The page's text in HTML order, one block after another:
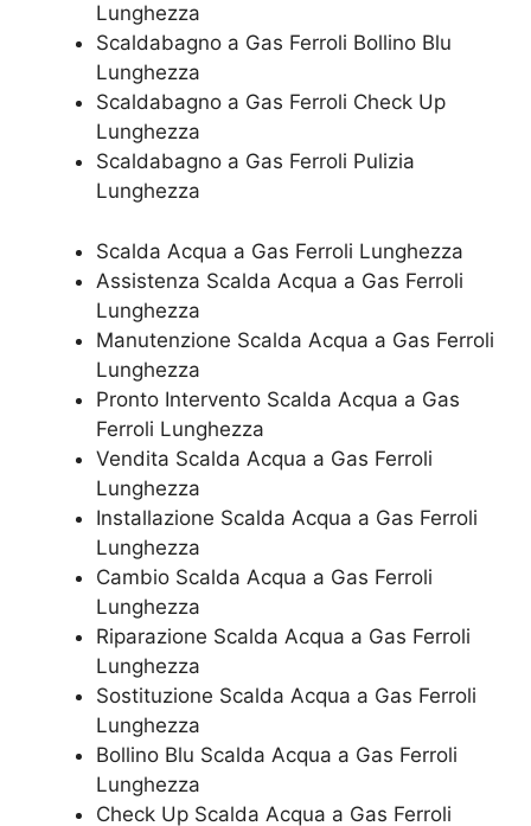
Lunghezza
Scaldabagno a Gas Ferroli Bollino Blu
Lunghezza
Scaldabagno a Gas Ferroli Check Up
Lunghezza
Scaldabagno a Gas Ferroli Pulizia
Lunghezza
Scalda Acqua a Gas Ferroli Lunghezza
Assistenza Scalda Acqua a Gas Ferroli
Lunghezza
Manutenzione Scalda Acqua a Gas Ferroli
Lunghezza
Pronto Intervento Scalda Acqua a Gas
Ferroli Lunghezza
Vendita Scalda Acqua a Gas Ferroli
Lunghezza
Installazione Scalda Acqua a Gas Ferroli
Lunghezza
Cambio Scalda Acqua a Gas Ferroli
Lunghezza
Riparazione Scalda Acqua a Gas Ferroli
Lunghezza
Sostituzione Scalda Acqua a Gas Ferroli
Lunghezza
Bollino Blu Scalda Acqua a Gas Ferroli
Lunghezza
Check Up Scalda Acqua a Gas Ferroli